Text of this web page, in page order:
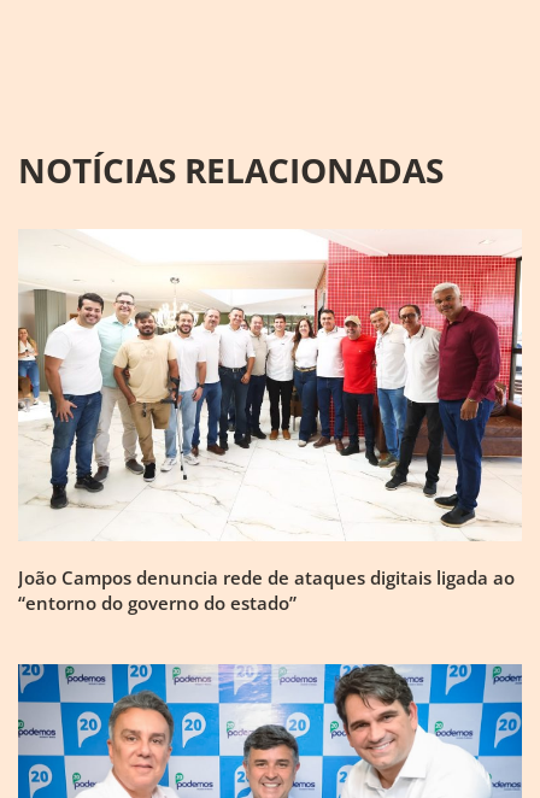
NOTÍCIAS RELACIONADAS
João Campos denuncia rede de ataques digitais ligada ao
“entorno do governo do estado”